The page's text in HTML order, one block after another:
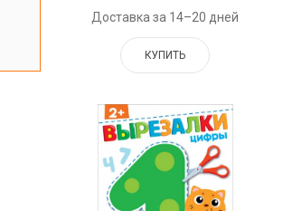
Доставка за 14–20 дней
КУПИТЬ